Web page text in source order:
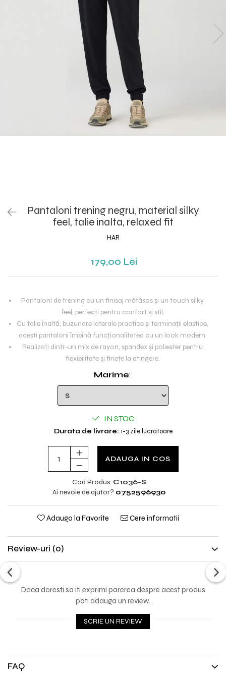
Set yoga incretit la spate
Pantaloni trening negru, material silky
feel, talie inalta, relaxed fit
HAR
179,00 Lei
Pantaloni de trening cu un finisaj mătăsos și un touch silky
feel, perfecți pentru confort și stil.
Cu talie înaltă, buzunare laterale practice și terminații elastice,
acești pantaloni îmbină funcționalitatea cu un look modern.
Realizați dintr-un mix de rayon, spandex și poliester pentru
flexibilitate și finețe la atingere.
Marime:
IN STOC
Durata de livrare: 1-3 zile lucratoare
ADAUGA IN COS
Cod Produs: C1036-S
Ai nevoie de ajutor? 0752596930
Adauga la Favorite Cere informatii
Review-uri (0)
Daca doresti sa iti exprimi parerea despre acest produs
poti adauga un review.
SCRIE UN REVIEW
FAQ